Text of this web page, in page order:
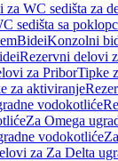
WC sedišta za
sedišta sa
BideiKonzolni
Rezervni delovi
za PriborTipke
za aktiviranje
vodokotliće
Za Omega
vodokotliće
za Za Delta